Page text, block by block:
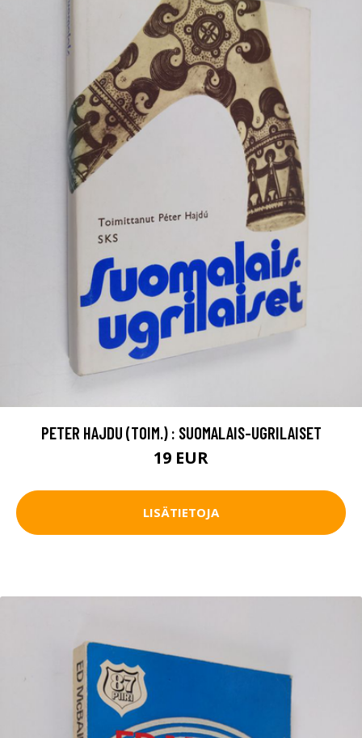
PETER HAJDU (TOIM.) : SUOMALAIS-UGRILAISET
19 EUR
LISÄTIETOJA